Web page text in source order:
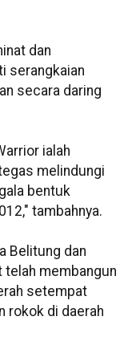
dan
serangkaian
secara daring
ialah
melindungi
bentuk
tambahnya.
Belitung dan
telah membangun
setempat
rokok di daerah